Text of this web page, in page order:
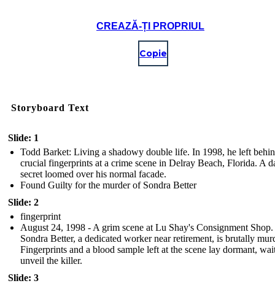
CREAZĂ-ȚI PROPRIUL
Copie
Storyboard Text
Slide: 1
Todd Barket: Living a shadowy double life. In 1998, he left
crucial fingerprints at a crime scene in Delray Beach, Florida. A
secret loomed over his normal facade.
Found Guilty for the murder of Sondra Better
Slide: 2
fingerprint
August 24, 1998 - A grim scene at Lu Shay's Consignment Shop.
Sondra Better, a dedicated worker near retirement, is brutally
Fingerprints and a blood sample left at the scene lay dormant,
unveil the killer.
Slide: 3